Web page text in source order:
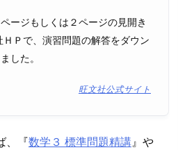
ージもしくは２ページの見開き
Ｐで、演習問題の解答をダウン
した。
旺文社公式サイト
、『数学３ 標準問題精講』や